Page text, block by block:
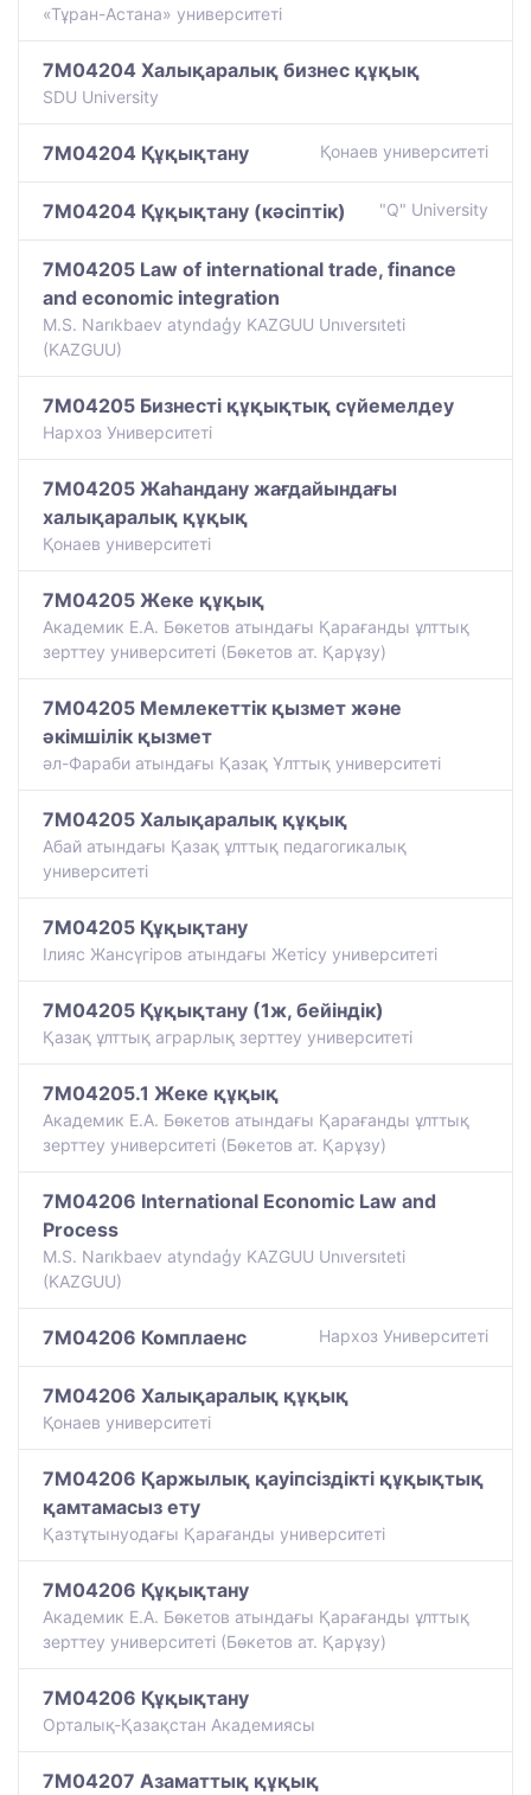
«Тұран-Астана» университеті
7M04204 Халықаралық бизнес құқық
SDU University
7M04204 Құқықтану Қонаев университетi
7M04204 Құқықтану (кәсіптік) "Q" University
7M04205 Law of international trade, finance
and economic integration
M.S. Narıkbaev atyndaģy KAZGUU Unıversıteti
(KAZGUU)
7M04205 Бизнесті құқықтық сүйемелдеу
Нархоз Университеті
7M04205 Жаһандану жағдайындағы
халықаралық құқық
Қонаев университетi
7M04205 Жеке құқық
Академик Е.А. Бөкетов атындағы Қарағанды ұлттық
зерттеу университеті (Бөкетов ат. Қарұзу)
7M04205 Мемлекеттік қызмет және
әкімшілік қызмет
әл-Фараби атындағы Қазақ Ұлттық университеті
7M04205 Халықаралық құқық
Абай атындағы Қазақ ұлттық педагогикалық
университеті
7M04205 Құқықтану
Ілияс Жансүгіров атындағы Жетісу университеті
7M04205 Құқықтану (1ж, бейіндік)
Қазақ ұлттық аграрлық зерттеу университеті
7M04205.1 Жеке құқық
Академик Е.А. Бөкетов атындағы Қарағанды ұлттық
зерттеу университеті (Бөкетов ат. Қарұзу)
7M04206 International Economic Law and
Process
M.S. Narıkbaev atyndaģy KAZGUU Unıversıteti
(KAZGUU)
7M04206 Комплаенс Нархоз Университеті
7M04206 Халықаралық құқық
Қонаев университетi
7M04206 Қаржылық қауіпсіздікті құқықтық
қамтамасыз ету
Қазтұтынуодағы Қарағанды университеті
7M04206 Құқықтану
Академик Е.А. Бөкетов атындағы Қарағанды ұлттық
зерттеу университеті (Бөкетов ат. Қарұзу)
7M04206 Құқықтану
Орталық-Қазақстан Академиясы
7M04207 Азаматтық құқық